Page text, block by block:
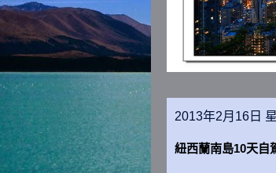
2013年2月16日
紐西蘭南島10天自